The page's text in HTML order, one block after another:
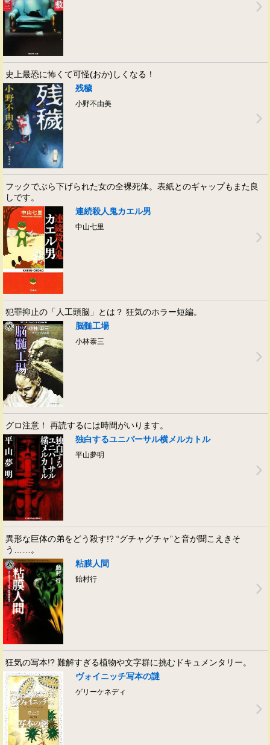
史上最恐に怖くて可怪(おか)しくなる！
残穢
小野不由美
フックでぶら下げられた女の全裸死体。表紙とのギャップもまた良
しです。
連続殺人鬼カエル男
中山七里
犯罪抑止の「人工頭脳」とは？ 狂気のホラー短編。
脳髄工場
小林泰三
グロ注意！ 再読するには時間がいります。
独白するユニバーサル横メルカトル
平山夢明
異形な巨体の弟をどう殺す!? “グチャグチャ”と音が聞こえきそ
う……。
粘膜人間
飴村行
狂気の写本!? 難解すぎる植物や文字群に挑むドキュメンタリー。
ヴォイニッチ写本の謎
ゲリーケネディ